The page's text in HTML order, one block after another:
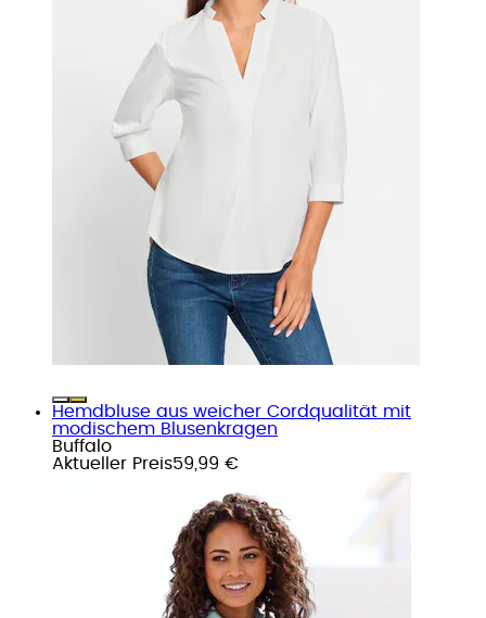
Hemdbluse aus weicher Cordqualität mit
modischem Blusenkragen
Buffalo
Aktueller Preis59,99 €